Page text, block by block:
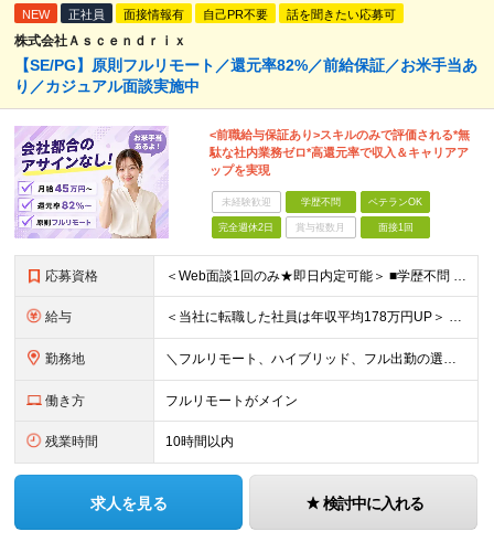
NEW 正社員 面接情報有 自己PR不要 話を聞きたい応募可
株式会社Ａｓｃｅｎｄｒｉｘ
【SE/PG】原則フルリモート／還元率82%／前給保証／お米手当あ
り／カジュアル面談実施中
<前職給与保証あり>スキルのみで評価される*無
駄な社内業務ゼロ*高還元率で収入＆キャリアア
ップを実現
未経験歓迎 学歴不問 ベテランOK
完全週休2日 賞与複数月 面接1回
応募資格 ＜Web面談1回のみ★即日内定可能＞ ■学歴不問 ■エンジニアとしての実務経験1年以上 （開発・インフラ・技術・工程など不問）
給与 ＜当社に転職した社員は年収平均178万円UP＞ 月給45万円～120万円＋賞与＋各手当 ※経験・能力などを考慮の上、決定します ※案件の契約内容（月単金など）や昇給、賞与額はすべてシステム上で開示し
勤務地 ＼フルリモート、ハイブリッド、フル出勤の選択可＆帰社日なし／ 【下記エリアを中心とするクライアント先または自宅にて勤務】 ■首都圏：東京・埼玉・千葉・神奈川 ■関西：大阪・兵庫・京都・滋賀・奈良・和
働き方 フルリモートがメイン
残業時間 10時間以内
求人を見る 検討中に入れる